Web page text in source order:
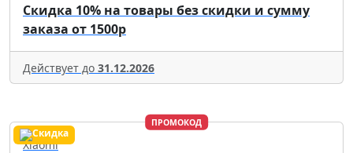
Скидка 10% на товары без скидки и сумму
заказа от 1500р
Действует до 31.12.2026
ПРОМОКОД
Xiaomi